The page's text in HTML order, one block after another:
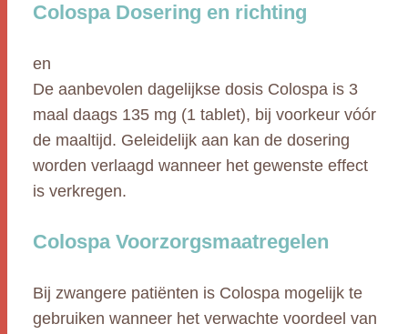
Colospa Dosering en richting
en
De aanbevolen dagelijkse dosis Colospa is 3
maal daags 135 mg (1 tablet), bij voorkeur vóór
de maaltijd. Geleidelijk aan kan de dosering
worden verlaagd wanneer het gewenste effect
is verkregen.
Colospa Voorzorgsmaatregelen
Bij zwangere patiënten is Colospa mogelijk te
gebruiken wanneer het verwachte voordeel van